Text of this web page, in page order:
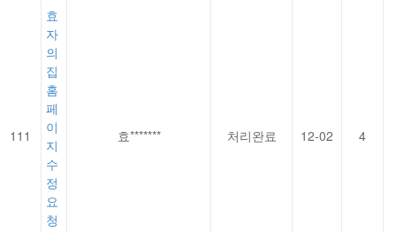
111
효
자
의
집
홈
페
이
지
수
정
요
청
효******* 처리완료 12-02 4